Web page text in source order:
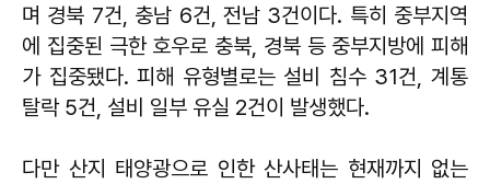
며 경북 7건, 충남 6건, 전남 3건이다. 특히 중부지역
에 집중된 극한 호우로 충북, 경북 등 중부지방에 피해
가 집중됐다. 피해 유형별로는 설비 침수 31건, 계통
탈락 5건, 설비 일부 유실 2건이 발생했다.
다만 산지 태양광으로 인한 산사태는 현재까지 없는